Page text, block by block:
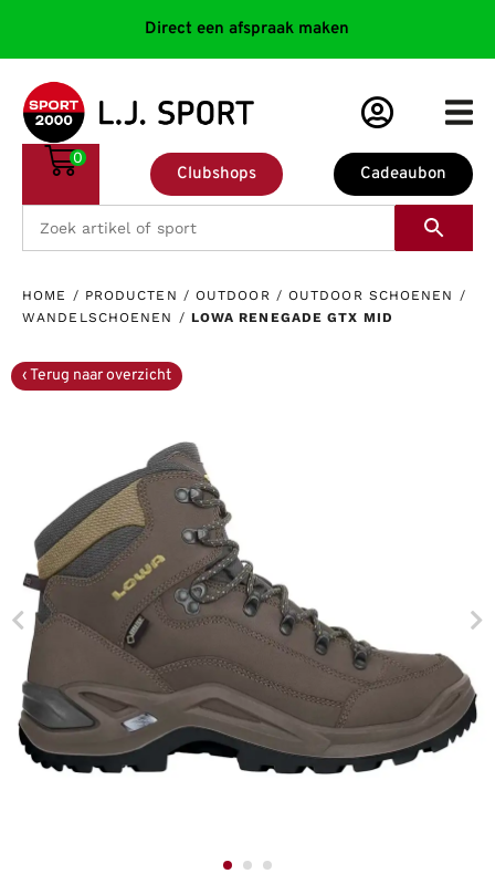
Direct een afspraak maken
Cadeaubon
Clubshops
0
HOME / PRODUCTEN / OUTDOOR / OUTDOOR SCHOENEN /
WANDELSCHOENEN / LOWA RENEGADE GTX MID